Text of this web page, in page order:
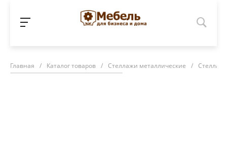
Главная / Каталог товаров / Стеллажи металлические /